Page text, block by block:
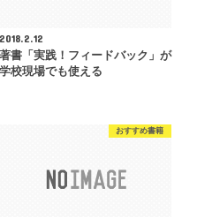
2018.2.12
著書「実践！フィードバック」が
学校現場でも使える
おすすめ書籍